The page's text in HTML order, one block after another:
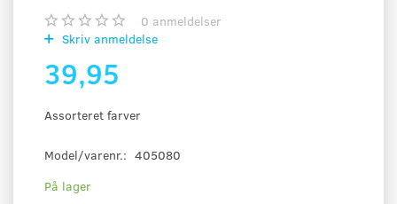
0 anmeldelser
Skriv anmeldelse
39,95
Assorteret farver
Model/varenr.: 405080
På lager